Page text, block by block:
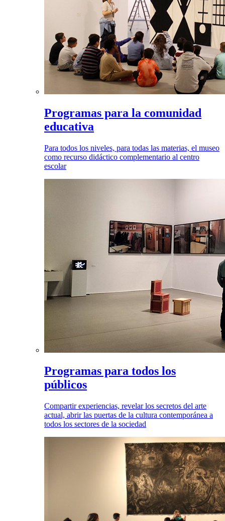
Programas para la comunidad
educativa
Para todos los niveles, para todas las materias, el museo
como recurso didáctico complementario al centro
escolar
Programas para todos los
públicos
Compartir experiencias, revelar los secretos del arte
actual, abrir las puertas de la cultura contemporánea a
todos los sectores de la sociedad